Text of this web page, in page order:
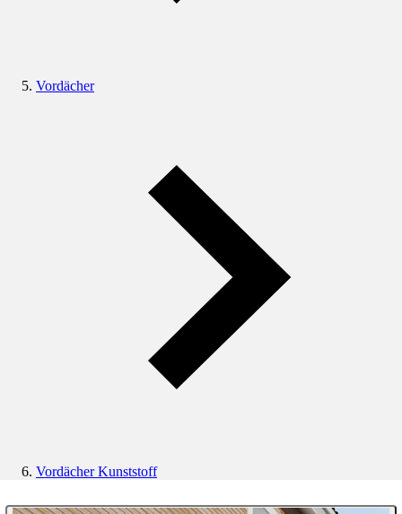
Vordächer
Vordächer Kunststoff